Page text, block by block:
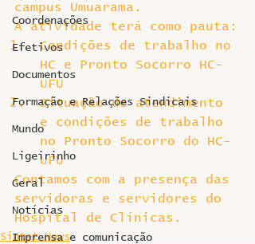
Coordenações
Efetivos
Documentos
Formação e Relações Sindicais
Mundo
Ligeirinho
Geral
Notícias
Imprensa e comunicação
campus Umuarama.
A atividade terá como pauta:
Condições de trabalho no
HC e Pronto Socorro HC-
UFU
Situação de atendimento
e condições de trabalho
no Pronto Socorro do HC-
UFU
Contamos com a presença das
servidoras e servidores do
Hospital de Clínicas.
Sintet News